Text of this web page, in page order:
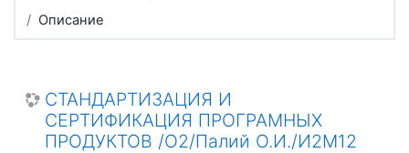
Описание
СТАНДАРТИЗАЦИЯ И
СЕРТИФИКАЦИЯ ПРОГРАМНЫХ
ПРОДУКТОВ /О2/Палий О.И./И2М12